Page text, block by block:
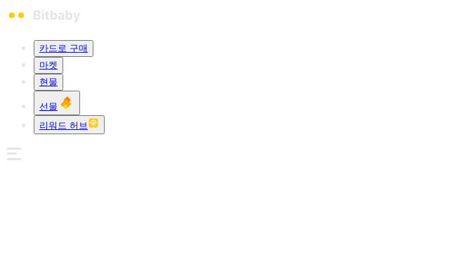
카드로 구매
마켓
현물
선물
리워드 허브